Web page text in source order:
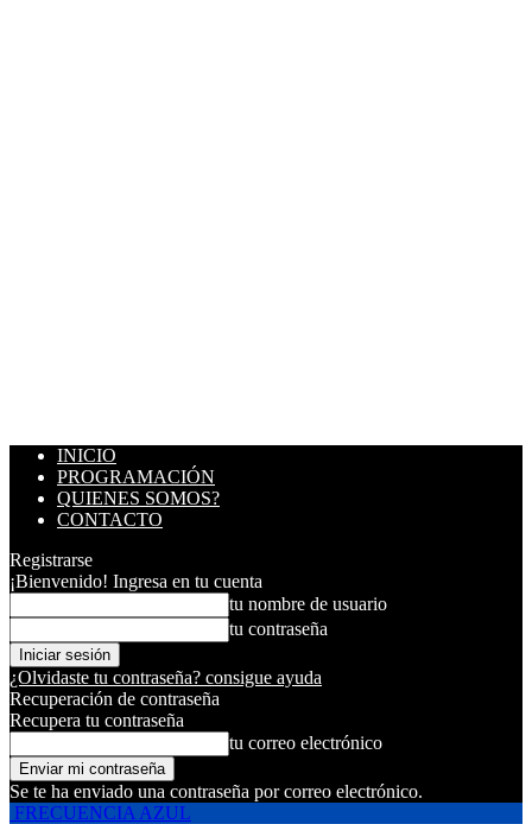
INICIO
PROGRAMACIÓN
QUIENES SOMOS?
CONTACTO
Registrarse
¡Bienvenido! Ingresa en tu cuenta
tu nombre de usuario
tu contraseña
¿Olvidaste tu contraseña? consigue ayuda
Recuperación de contraseña
Recupera tu contraseña
tu correo electrónico
Se te ha enviado una contraseña por correo electrónico.
FRECUENCIA AZUL